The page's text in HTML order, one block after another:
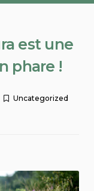
est une
phare !
Uncategorized